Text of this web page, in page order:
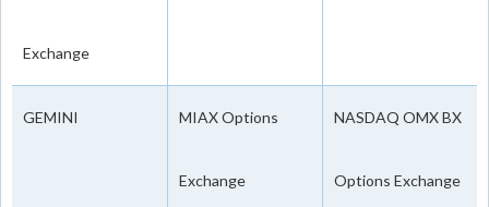
Exchange
GEMINI MIAX Options
Exchange
NASDAQ OMX BX
Options Exchange